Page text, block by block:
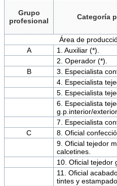
Grupo
profesional
Categoría
Área de
A
1. Auxiliar (*).
2. Operador (*).
B
3. Especialista
4. Especialista
5. Especialista
6. Especialista
g.p.interior/
7. Especialista
C
8. Oficial
9. Oficial tejedor
calcetines.
10. Oficial tejedor
11. Oficial
tintes y